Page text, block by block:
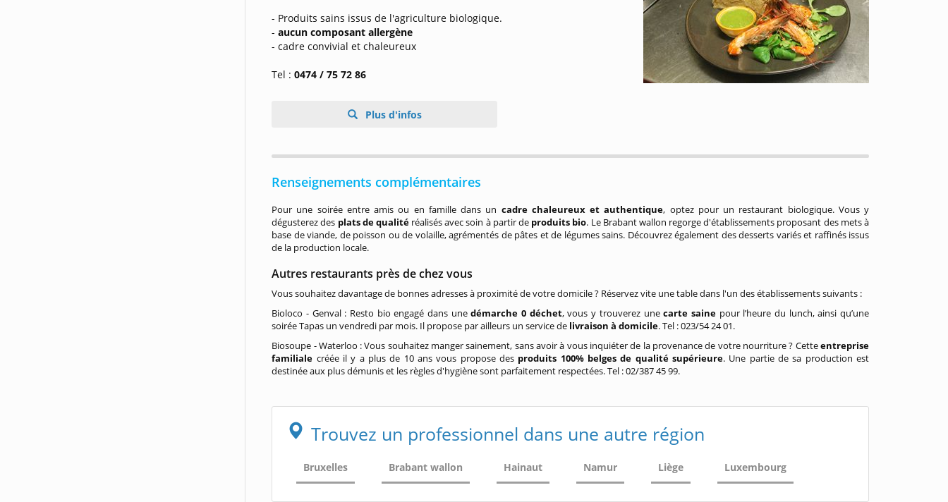
- Produits sains issus de l'agriculture biologique.
-aucun composant allergène
- cadre convivial et chaleureux
Tel :0474 / 75 72 86
Plus d'infos
Renseignements complémentaires
Pour une soirée entre amis ou en famille dans un cadre chaleureux et authentique, optez pour un restaurant biologique. Vous y
dégusterez des plats de qualité réalisés avec soin à partir de produits bio. Le Brabant wallon regorge d'établissements proposant des mets à
base de viande, de poisson ou de volaille, agrémentés de pâtes et de légumes sains. Découvrez également des desserts variés et raffinés issus
de la production locale.
Autres restaurants près de chez vous
Vous souhaitez davantage de bonnes adresses à proximité de votre domicile ? Réservez vite une table dans l'un des établissements suivants :
Bioloco - Genval : Resto bio engagé dans unedémarche 0 déchet, vous y trouverez unecarte saine pour l’heure du lunch, ainsi qu’une
soirée Tapas un vendredi par mois. Il propose par ailleurs un service de livraison à domicile. Tel : 023/54 24 01.
Biosoupe - Waterloo : Vous souhaitez manger sainement, sans avoir à vous inquiéter de la provenance de votre nourriture ? Cetteentreprise
familiale créée il y a plus de 10 ans vous propose des produits 100% belges de qualité supérieure. Une partie de sa production est
destinée aux plus démunis et les règles d'hygiène sont parfaitement respectées. Tel : 02/387 45 99.
Trouvez un professionnel dans une autre région
Bruxelles Brabant wallon Hainaut Namur Liège Luxembourg